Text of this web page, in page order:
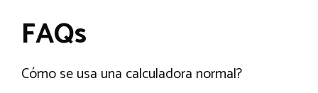
FAQs
Cómo se usa una calculadora normal?